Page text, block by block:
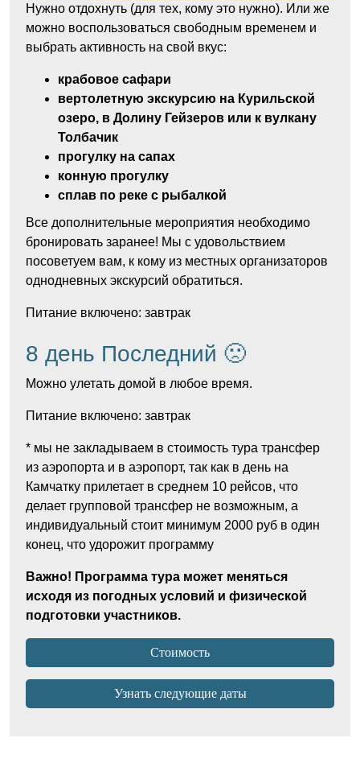
Нужно отдохнуть (для тех, кому это нужно). Или же
можно воспользоваться свободным временем и
выбрать активность на свой вкус:
крабовое сафари
вертолетную экскурсию на Курильской
озеро, в Долину Гейзеров или к вулкану
Толбачик
прогулку на сапах
конную прогулку
сплав по реке с рыбалкой
Все дополнительные мероприятия необходимо
бронировать заранее! Мы с удовольствием
посоветуем вам, к кому из местных организаторов
однодневных экскурсий обратиться.
Питание включено: завтрак
8 день Последний 🙁
Можно улетать домой в любое время.
Питание включено: завтрак
* мы не закладываем в стоимость тура трансфер
из аэропорта и в аэропорт, так как в день на
Камчатку прилетает в среднем 10 рейсов, что
делает групповой трансфер не возможным, а
индивидуальный стоит минимум 2000 руб в один
конец, что удорожит программу
Важно! Программа тура может меняться
исходя из погодных условий и физической
подготовки участников.
Стоимость
Узнать следующие даты